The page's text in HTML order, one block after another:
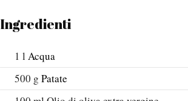
Ingredienti
1 l Acqua
500 g Patate